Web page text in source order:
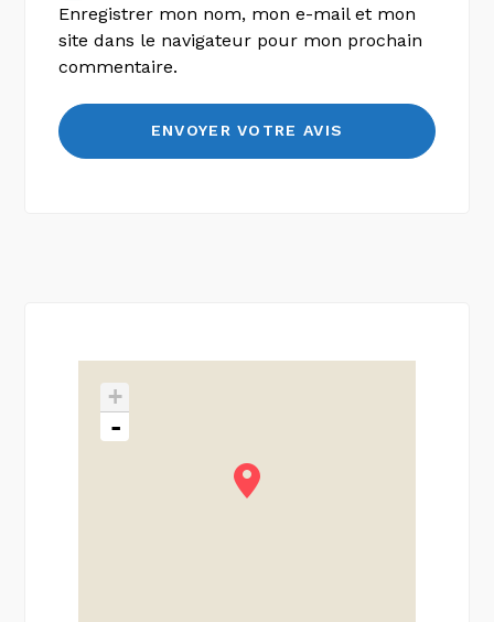
Enregistrer mon nom, mon e-mail et mon
site dans le navigateur pour mon prochain
commentaire.
+
-